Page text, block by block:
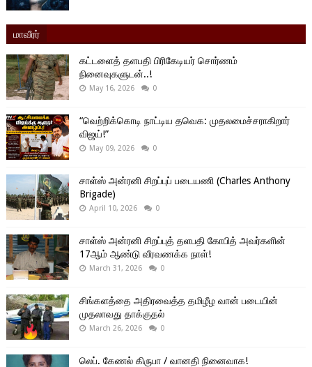
மாவீரர்
கட்டளைத் தளபதி பிரிகேடியர் சொர்ணம்
நினைவுகளுடன்..!
May 16, 2026 0
“வெற்றிக்கொடி நாட்டிய தவெக: முதலமைச்சராகிறார்
விஜய்!”
May 09, 2026 0
சாள்ஸ் அன்ரனி சிறப்புப் படையணி (Charles Anthony
Brigade)
April 10, 2026 0
சாள்ஸ் அன்ரனி சிறப்புத் தளபதி கோபித் அவர்களின்
17ஆம் ஆண்டு வீரவணக்க நாள்!
March 31, 2026 0
சிங்களத்தை அதிரவைத்த தமிழீழ வான் படையின்
முதலாவது தாக்குதல்
March 26, 2026 0
லெப். கேணல் கிருபா / வானதி நினைவாக!